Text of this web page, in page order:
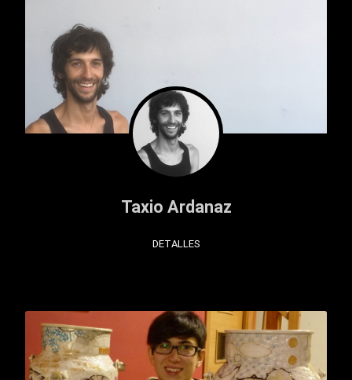
Taxio Ardanaz
DETALLES